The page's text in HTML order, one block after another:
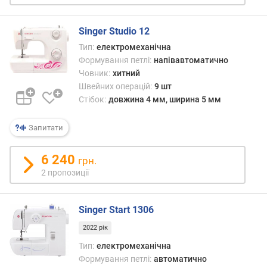
м
м
)
м
а
с
и
м
а
л
ь
а
в
и
с
Запитати
Singer Studio 12
Тип: електромеханічна
Формування петлі: напівавтоматично
Човник: хитний
Швейних операцій: 9 шт
Стібок: довжина 4 мм, ширина 5 мм
6 240 грн.
2 пропозиції
Singer Start 1306
2022 рік
Тип: електромеханічна
Формування петлі: автоматично